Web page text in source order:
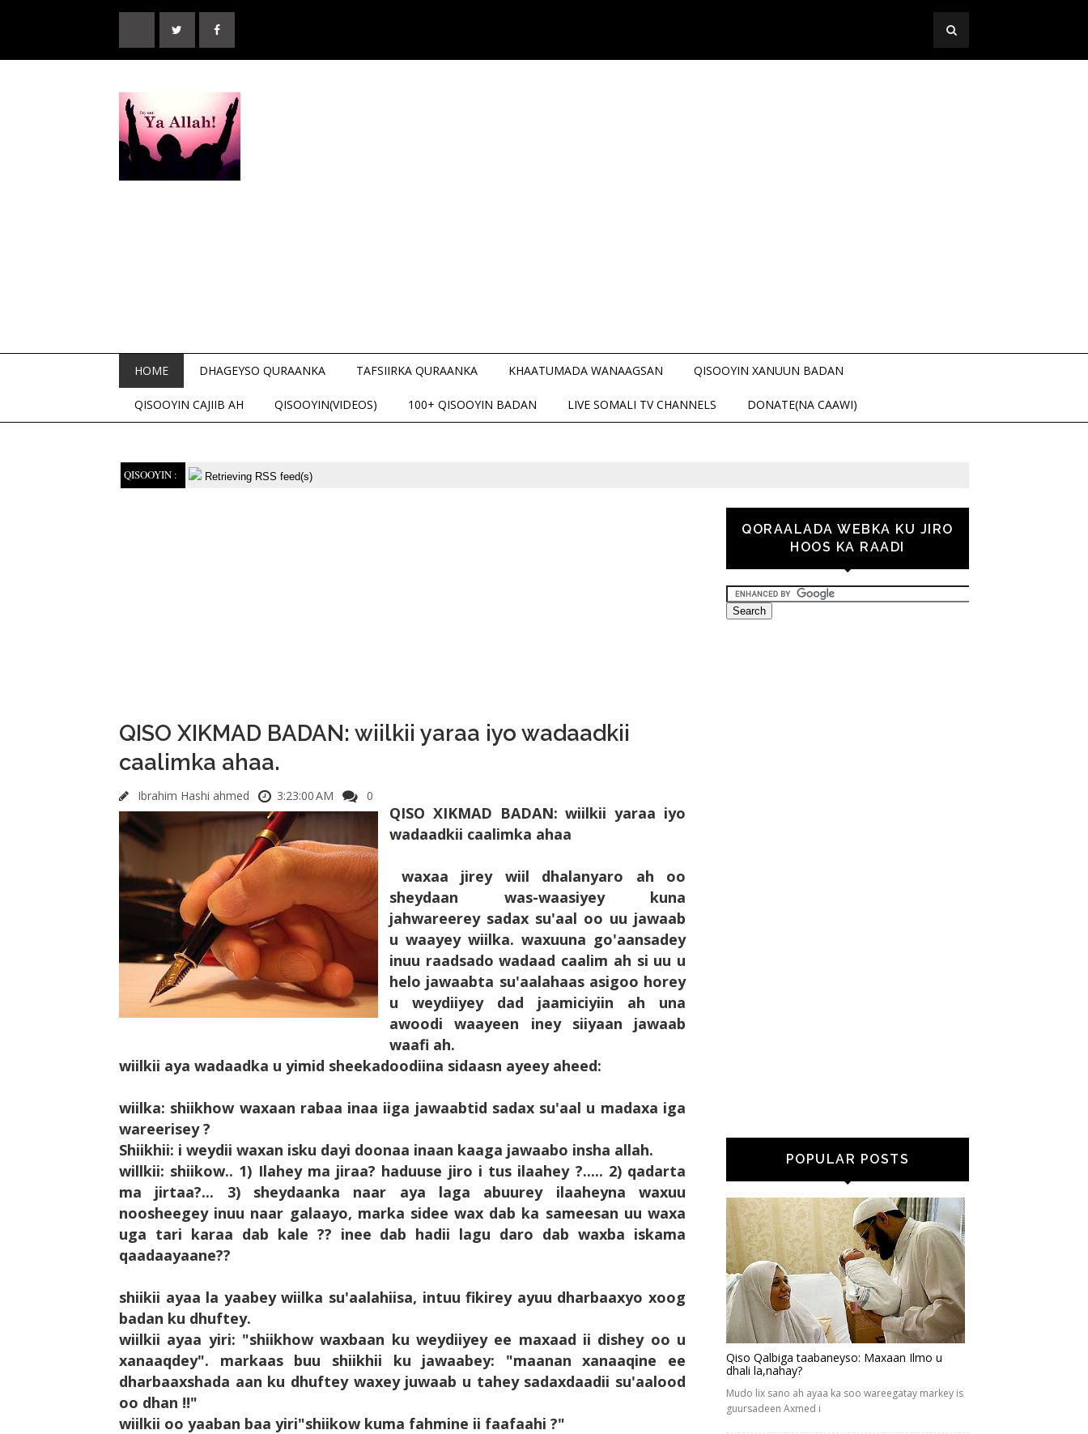
HOME DHAGEYSO QURAANKA TAFSIIRKA QURAANKA KHAATUMADA WANAAGSAN QISOOYIN XANUUN BADAN
QISOOYIN CAJIIB AH QISOOYIN(VIDEOS) 100+ QISOOYIN BADAN LIVE SOMALI TV CHANNELS DONATE(NA CAAWI)
QISOOYIN : Retrieving RSS feed(s)
QISO XIKMAD BADAN: wiilkii yaraa iyo wadaadkii
caalimka ahaa.
Ibrahim Hashi ahmed 3:23:00 AM 0
QISO XIKMAD BADAN: wiilkii yaraa iyo
wadaadkii caalimka ahaa
waxaa jirey wiil dhalanyaro ah oo
sheydaan was-waasiyey kuna
jahwareerey sadax su'aal oo uu jawaab
u waayey wiilka. waxuuna go'aansadey
inuu raadsado wadaad caalim ah si uu u
helo jawaabta su'aalahaas asigoo horey
u weydiiyey dad jaamiciyiin ah una
awoodi waayeen iney siiyaan jawaab
waafi ah.
wiilkii aya wadaadka u yimid sheekadoodiina sidaasn ayeey aheed:
wiilka: shiikhow waxaan rabaa inaa iiga jawaabtid sadax su'aal u madaxa iga
wareerisey ?
Shiikhii: i weydii waxan isku dayi doonaa inaan kaaga jawaabo insha allah.
willkii: shiikow.. 1) Ilahey ma jiraa? haduuse jiro i tus ilaahey ?..... 2) qadarta
ma jirtaa?... 3) sheydaanka naar aya laga abuurey ilaaheyna waxuu
noosheegey inuu naar galaayo, marka sidee wax dab ka sameesan uu waxa
uga tari karaa dab kale ?? inee dab hadii lagu daro dab waxba iskama
qaadaayaane??
shiikii ayaa la yaabey wiilka su'aalahiisa, intuu fikirey ayuu dharbaaxyo xoog
badan ku dhuftey.
wiilkii ayaa yiri: "shiikhow waxbaan ku weydiiyey ee maxaad ii dishey oo u
xanaaqdey". markaas buu shiikhii ku jawaabey: "maanan xanaaqine ee
dharbaaxshada aan ku dhuftey waxey juwaab u tahey sadaxdaadii su'aalood
oo dhan !!"
wiilkii oo yaaban baa yiri"shiikow kuma fahmine ii faafaahi ?"
QORAALADA WEBKA KU JIRO
HOOS KA RAADI
POPULAR POSTS
Qiso Qalbiga taabaneyso: Maxaan Ilmo u
dhali la,nahay?
Mudo lix sano ah ayaa ka soo wareegatay markey is
guursadeen Axmed i